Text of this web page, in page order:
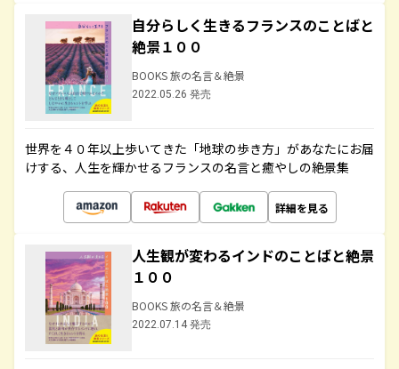
自分らしく生きるフランスのことばと
絶景１００
BOOKS 旅の名言＆絶景
2022.05.26 発売
世界を４０年以上歩いてきた「地球の歩き方」があなたにお届
けする、人生を輝かせるフランスの名言と癒やしの絶景集
詳細を見る
人生観が変わるインドのことばと絶景
１００
BOOKS 旅の名言＆絶景
2022.07.14 発売